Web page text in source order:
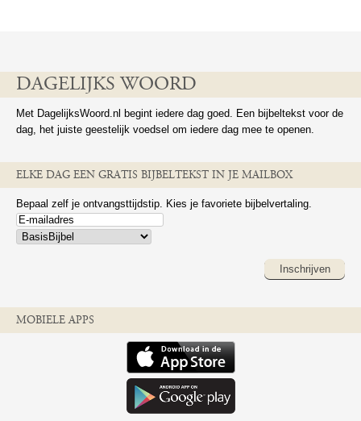
DAGELIJKS WOORD
Met DagelijksWoord.nl begint iedere dag goed. Een bijbeltekst voor de
dag, het juiste geestelijk voedsel om iedere dag mee te openen.
ELKE DAG EEN GRATIS BIJBELTEKST IN JE MAILBOX
Bepaal zelf je ontvangsttijdstip. Kies je favoriete bijbelvertaling.
Inschrijven
MOBIELE APPS